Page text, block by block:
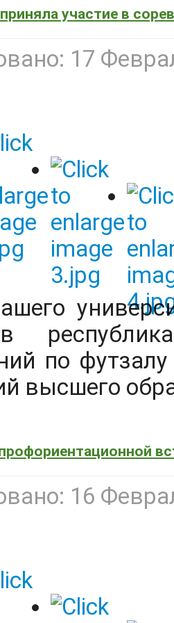
в
на
ВО и СПО
участие в
17
по
высшего
16